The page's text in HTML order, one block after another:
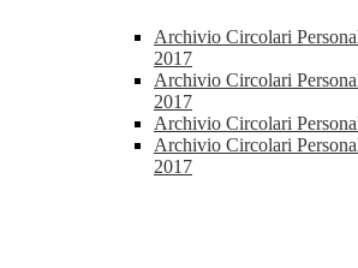
Archivio Circolari
2017
Archivio Circolari
2017
Archivio Circolari
Archivio Circolari
2017